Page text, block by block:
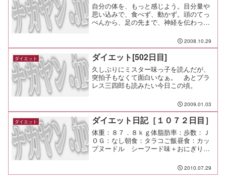
自分の体を、もっと感じよう。目分量や
思い込みで、食べず、動かず。頭のてっ
ぺんから、足の先まで、神経を伝わって
2008.10.29
ダイエット ダイエット[502日目]
久しぶりにミスター味っ子を読んだが、
突拍子もなくて面白いなぁ。 あとプラ
レス三四郎も読みたい今日この頃。
2009.01.03
ダイエット ダイエット日記［１０７２日目］
体重：８７．８ｋｇ体脂肪率：歩数：Ｊ
ＯＧ：なし朝食：タラコご飯昼食：カッ
プヌードル シーフード味＋おにぎりｘ
ょろっと。 充実したひととき。間食：
メモ：今日は雨かー いくぶん涼しく感
2010.07.29